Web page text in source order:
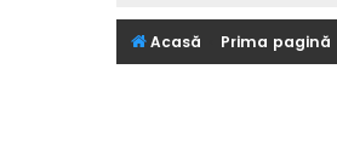
Acasă Prima pagină